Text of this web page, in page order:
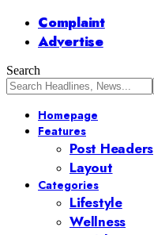
Complaint
Advertise
Search
Homepage
Features
Post Headers
Layout
Categories
Lifestyle
Wellness